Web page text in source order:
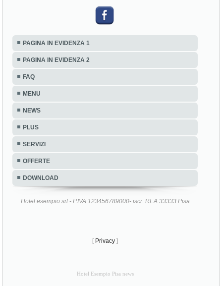
PAGINA IN EVIDENZA 1
PAGINA IN EVIDENZA 2
FAQ
MENU
NEWS
PLUS
SERVIZI
OFFERTE
DOWNLOAD
Hotel esempio srl - P.IVA 123456789000- iscr. REA 33333 Pisa
[ Privacy ]
Hotel Esempio Pisa news